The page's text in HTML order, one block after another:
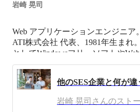
岩崎 晃司
Web アプリケーションエンジニア。
ATI株式会社 代表、1981年生まれ
としてWindowsフリーソフトや
開発を始め、東京藝術大学、劇団
に転身。ホスティング会社やサー
Web/ITシステムやサービスの企画
人材育成業務などに携わる。
Symfonyユーザー会や
他のSES企業と何が
岩崎 晃司さんのスト